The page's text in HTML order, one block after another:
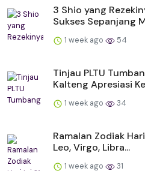
3 Shio yang
Sukses Sepanjang
1 week ago 54
Tinjau PLTU
Kalteng Apresiasi
1 week ago 34
Ramalan Zodiak
Leo, Virgo, Libra...
1 week ago 31